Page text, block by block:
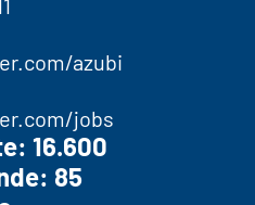
azubi
jobs
16.600
85